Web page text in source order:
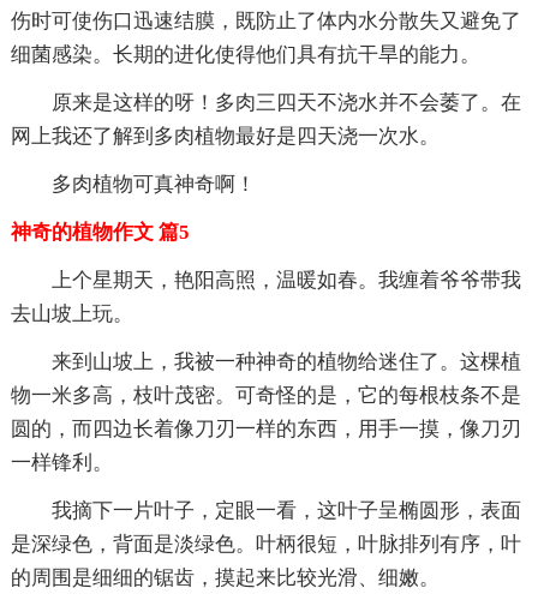
伤时可使伤口迅速结膜，既防止了体内水分散失又避免了
细菌感染。长期的进化使得他们具有抗干旱的能力。
原来是这样的呀！多肉三四天不浇水并不会萎了。在
网上我还了解到多肉植物最好是四天浇一次水。
多肉植物可真神奇啊！
神奇的植物作文 篇5
上个星期天，艳阳高照，温暖如春。我缠着爷爷带我
去山坡上玩。
来到山坡上，我被一种神奇的植物给迷住了。这棵植
物一米多高，枝叶茂密。可奇怪的是，它的每根枝条不是
圆的，而四边长着像刀刃一样的东西，用手一摸，像刀刃
一样锋利。
我摘下一片叶子，定眼一看，这叶子呈椭圆形，表面
是深绿色，背面是淡绿色。叶柄很短，叶脉排列有序，叶
的周围是细细的锯齿，摸起来比较光滑、细嫩。